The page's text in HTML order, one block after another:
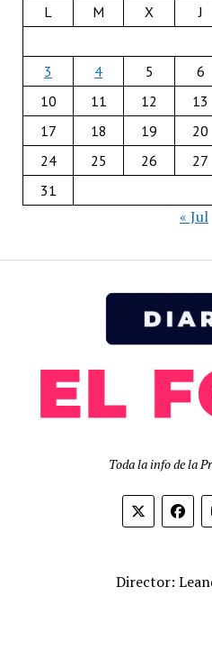
L M X J
3
4 5 6
10
11 12 13
17
18 19 20
24
25 26 27
31
« Jul
Toda la info de la
Director: